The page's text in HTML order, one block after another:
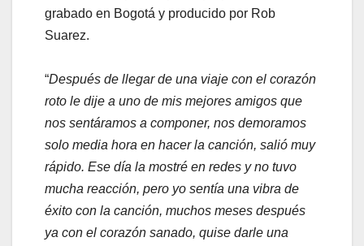
grabado en Bogotá y producido por Rob
Suarez.
“Después de llegar de una viaje con el corazón
roto le dije a uno de mis mejores amigos que
nos sentáramos a componer, nos demoramos
solo media hora en hacer la canción, salió muy
rápido. Ese día la mostré en redes y no tuvo
mucha reacción, pero yo sentía una vibra de
éxito con la canción, muchos meses después
ya con el corazón sanado, quise darle una